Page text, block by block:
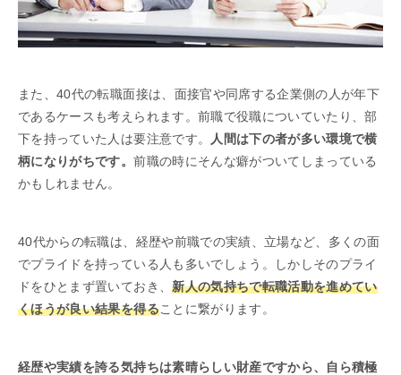
また、40代の転職面接は、面接官や同席する企業側の人が年下
であるケースも考えられます。前職で役職についていたり、部
下を持っていた人は要注意です。
人間は下の者が多い環境で横
柄になりがちです。前職の時にそんな癖がついてしまっている
かもしれません。
40代からの転職は、経歴や前職での実績、立場など、多くの面
でプライドを持っている人も多いでしょう。しかしそのプライ
ドをひとまず置いておき、新人の気持ちで転職活動を進めてい
くほうが良い結果を得ることに繋がります。
経歴や実績を誇る気持ちは素晴らしい財産ですから、自ら積極